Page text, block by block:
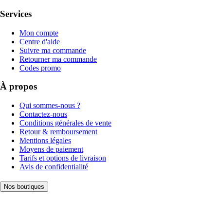
Services
Mon compte
Centre d'aide
Suivre ma commande
Retourner ma commande
Codes promo
À propos
Qui sommes-nous ?
Contactez-nous
Conditions générales de vente
Retour & remboursement
Mentions légales
Moyens de paiement
Tarifs et options de livraison
Avis de confidentialité
Nos boutiques